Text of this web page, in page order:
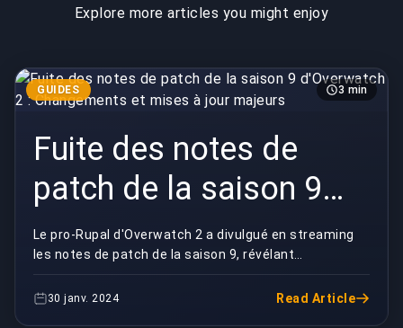
Explore more articles you might enjoy
GUIDES 3 min
Fuite des notes de
patch de la saison 9
d'Overwatch 2 :
Changements et mises
à jour majeurs
Le pro-Rupal d'Overwatch 2 a divulgué en streaming
les notes de patch de la saison 9, révélant
d'importants changements à venir dans le jeu. La
nouvel...
30 janv. 2024 Read Article